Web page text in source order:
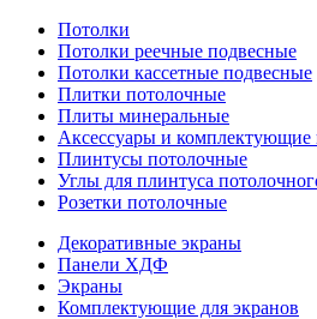
Потолки
Потолки реечные подвесные
Потолки кассетные подвесные
Плитки потолочные
Плиты минеральные
Аксессуары и комплектующие
Плинтусы потолочные
Углы для плинтуса
Розетки потолочные
Декоративные экраны
Панели ХДФ
Экраны
Комплектующие для экранов